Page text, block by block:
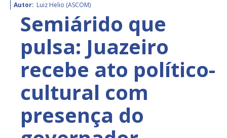
Autor: Luiz Helio (ASCOM)
Semiárido que
pulsa: Juazeiro
recebe ato político-
cultural com
presença do